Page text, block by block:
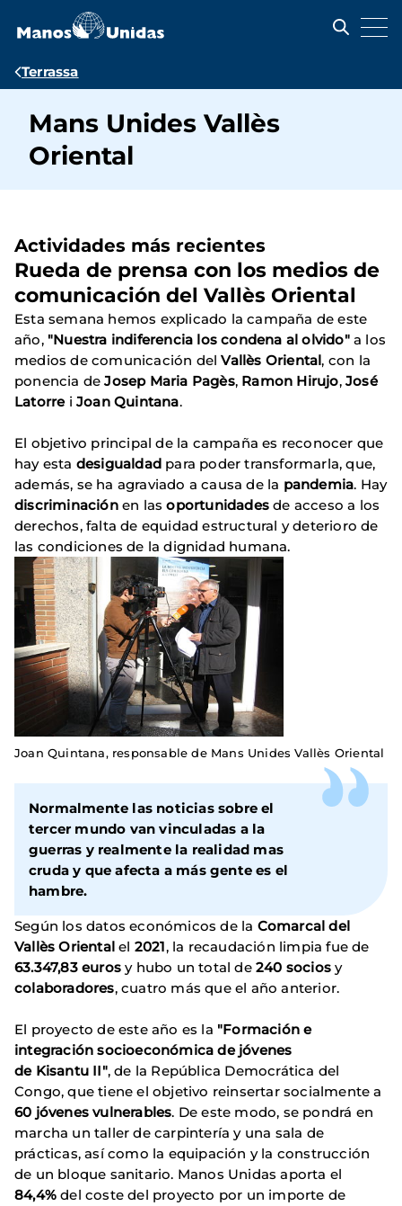
contenido
Ruta
navegación
Terrassa
Mans Unides Vallès
Oriental
Actividades más recientes
Rueda de prensa con los medios de
comunicación del Vallès Oriental
Esta semana hemos explicado la campaña de este
año, "Nuestra indiferencia los condena al olvido"a los
medios de comunicación delVallès Oriental, con la
ponencia deJosep Maria Pagès, Ramon Hirujo,José
LatorreiJoan Quintana.
El objetivo principal de la campaña es reconocer que
hay esta desigualdad para poder transformarla, que,
además, se ha agraviado a causa de la pandemia. Hay
discriminaciónen lasoportunidades de acceso a los
derechos, falta de equidad estructural y deterioro de
las condiciones de la dignidad humana.
Joan Quintana, responsable de Mans Unides Vallès Oriental
Normalmente las noticias sobre el
tercer mundo van vinculadas a la
guerras y realmente la realidad mas
cruda y que afecta a más gente es el
hambre.
Según los datos económicos de la Comarcal del
Vallès Oriental el 2021, la recaudación limpia fue de
63.347,83 euros y hubo un total de 240 socios y
colaboradores, cuatro más que el año anterior.
El proyecto de este año es la "Formación e
integración socioeconómica de jóvenes
de Kisantu II", de la República Democrática del
Congo, que tiene el objetivo reinsertar socialmente a
60 jóvenes vulnerables. De este modo, se pondrá en
marcha un taller de carpintería y una sala de
prácticas, así como la equipación y la construcción
de un bloque sanitario. Manos Unidas aporta el
84,4% del coste del proyecto por un importe de